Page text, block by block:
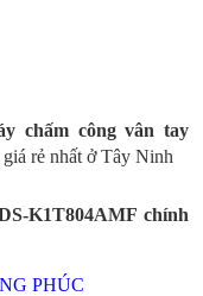
chấm công vân tay
rẻ nhất ở Tây Ninh
K1T804AMF chính
PHÚC